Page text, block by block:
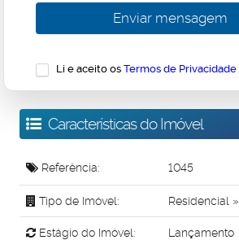
Li e aceito os Termos de Privacidade
Características do Imóvel
Referência: 1045
Tipo de Imóvel: Residencial »
Estágio do Imóvel: Lançamento